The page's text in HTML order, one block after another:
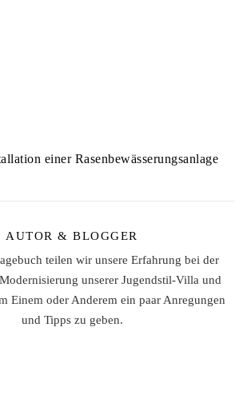
einer Rasenbewässerungsanlage
AUTOR & BLOGGER
teilen wir unsere Erfahrung bei der
unserer Jugendstil-Villa und
Einem oder Anderem ein paar Anregungen
und Tipps zu geben.